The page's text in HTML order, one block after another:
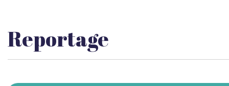
Reportage